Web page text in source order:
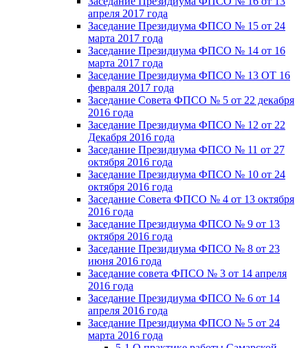
апреля 2017 года
Заседание Президиума ФПСО № 15 от 24
марта 2017 года
Заседание Президиума ФПСО № 14 от 16
марта 2017 года
Заседание Президиума ФПСО № 13 ОТ 16
февраля 2017 года
Заседание Совета ФПСО № 5 от 22 декабря
2016 года
Заседание Президиума ФПСО № 12 от 22
Декабря 2016 года
Заседание Президиума ФПСО № 11 от 27
октября 2016 года
Заседание Президиума ФПСО № 10 от 24
октября 2016 года
Заседание Совета ФПСО № 4 от 13 октября
2016 года
Заседание Президиума ФПСО № 9 от 13
октября 2016 года
Заседание Президиума ФПСО № 8 от 23
июня 2016 года
Заседание совета ФПСО № 3 от 14 апреля
2016 года
Заседание Президиума ФПСО № 6 от 14
апреля 2016 года
Заседание Президиума ФПСО № 5 от 24
марта 2016 года